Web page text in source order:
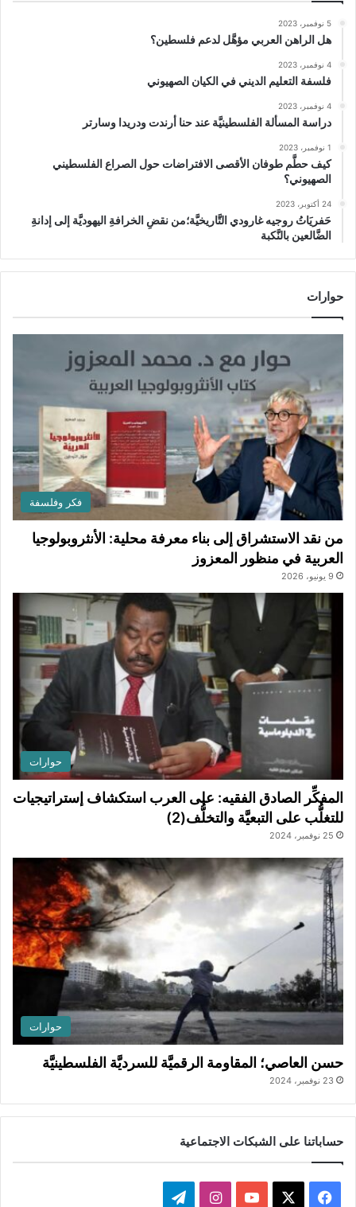
5 نوفمبر، 2023
هل الراهن العربي مؤهَّل لدعم فلسطين؟
4 نوفمبر، 2023
فلسفة التعليم الديني في الكيان الصهيوني
4 نوفمبر، 2023
دراسة المسألة الفلسطينيَّة عند حنا أرندت ودريدا وسارتر
1 نوفمبر، 2023
كيف حطَّم طوفان الأقصى الافتراضات حول الصراع الفلسطيني
الصهيوني؟
24 أكتوبر، 2023
حَفريَاتُ روجيه غارودي التَّاريخيَّة؛من نقضِ الخرافةِ اليهوديَّة إلى إدانةِ
الضَّالعين بالنَّكبة
حوارات
فكر وفلسفة
من نقد الاستشراق إلى بناء معرفة محلية: الأنثروبولوجيا
العربية في منظور المعزوز
9 يونيو، 2026
حوارات
المفكِّر الصادق الفقيه: على العرب استكشاف إستراتيجيات
للتغلُّب على التبعيَّة والتخلُّف(2)
25 نوفمبر، 2024
حوارات
حسن العاصي؛ المقاومة الرقميَّة للسرديَّة الفلسطينيَّة
23 نوفمبر، 2024
حساباتنا على الشبكات الاجتماعية